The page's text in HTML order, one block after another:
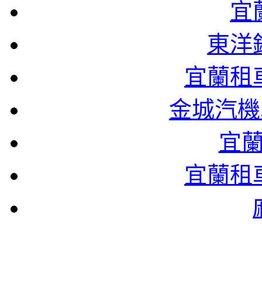
宜
東洋
宜蘭租
金城汽
宜
宜蘭租